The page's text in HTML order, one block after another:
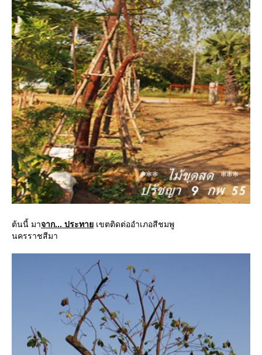
ต้นนี้ มาจาก... ประทา เขตติดต่ออำเภอสีชมพู
นครราชสีมา